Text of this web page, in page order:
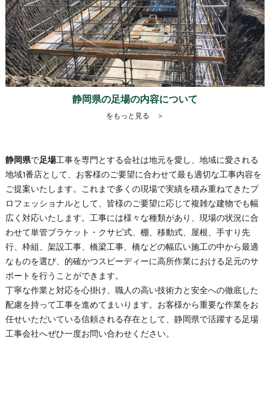
静岡県の足場の内容について
をもっと見る ＞
静岡県で足場工事を専門とする会社は地元を愛し、地域に愛される
地域1番店として、お客様のご要望に合わせて最も適切な工事内容を
ご提案いたします。これまで多くの現場で実績を積み重ねてきたプ
ロフェッショナルとして、皆様のご要望に応じて複雑な建物でも幅
広く対応いたします。工事には様々な種類があり、現場の状況に合
わせて単管ブラケット・クサビ式、棚、移動式、屋根、手すり先
行、枠組、架設工事、橋梁工事、橋などの幅広い施工の中から最適
なものを選び、的確かつスピーディーに高所作業における足元のサ
ポートを行うことができます。
丁寧な作業と対応を心掛け、職人の高い技術力と安全への徹底した
配慮を持って工事を進めてまいります。お客様から重要な作業をお
任せいただいている信頼される存在として、 静岡県で活躍する足場
工事会社へぜひ一度お問い合わせください。